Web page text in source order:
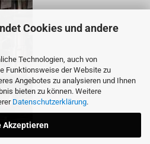
Cookies und andere
Technologien, auch von
Funktionsweise der Website zu
Angebotes zu analysieren und Ihnen
bieten zu können. Weitere
Datenschutzerklärung.
Akzeptieren